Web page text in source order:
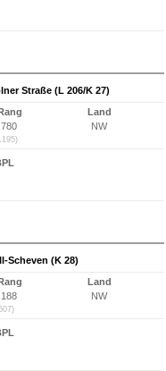
Straße (L 206/K 27)
Land
NW
Scheven (K 28)
Land
NW